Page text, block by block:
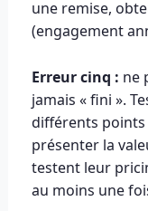
une remise,
(engagement
Erreur cinq : ne
jamais « fini ».
différents
présenter la
testent leur
au moins une